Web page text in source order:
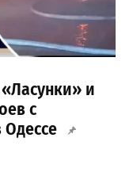
и
с